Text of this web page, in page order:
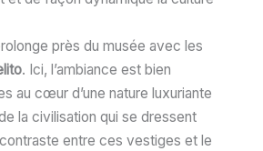
près du musée avec les
. Ici, l’ambiance est bien
au cœur d’une nature luxuriante
la civilisation qui se dressent
entre ces vestiges et le